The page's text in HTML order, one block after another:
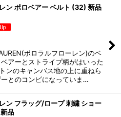
ン ポロベアー ベルト (32) 新品
ポロラルフローレン)のベ
アーとストライプ柄がはいった
ンのキャンバス地の上に重ねら
とのコンビになっていま…
ン フラッグ/ロープ 刺繍 ショー
品